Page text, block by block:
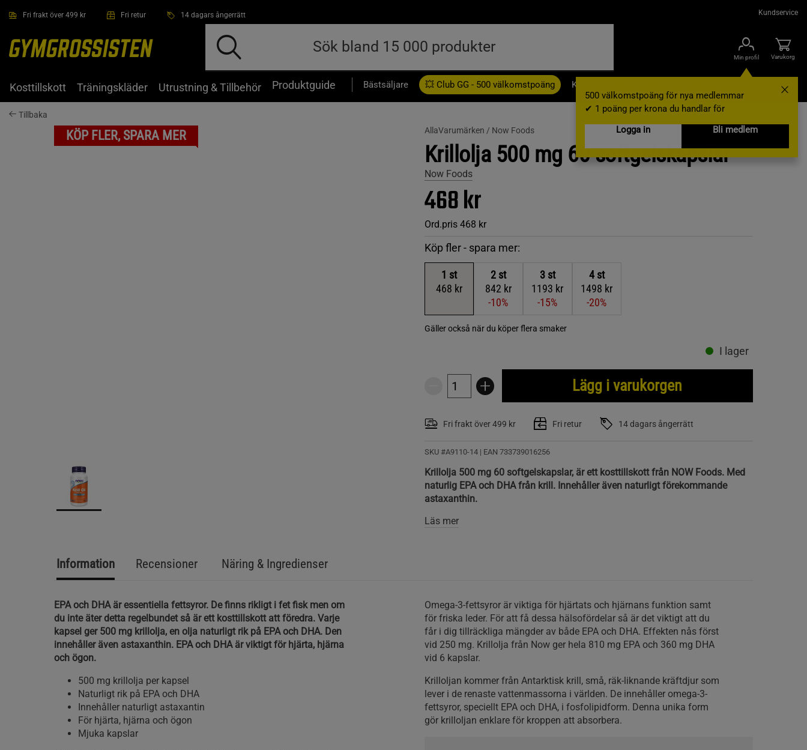
Fri frakt över 499 kr Fri retur 14 dagars ångerrätt Kundservice
Min profil
500 välkomstpoäng för nya medlemmar
✔ 1 poäng per krona du handlar för
Logga in
Bli medlem
Varukorg
Kosttillskott Träningskläder Utrustning & Tillbehör Produktguide Bästsäljare 💥 Club GG - 500 välkomstpoäng Kampanjer
Tillbaka
KÖP FLER, SPARA MER AllaVarumärken / Now Foods
Krillolja 500 mg 60 softgelskapslar
Now Foods
468 kr
Ord.pris 468 kr
Köp fler - spara mer:
1 st
468 kr
2st
842 kr
-10%
3st
1193 kr
-15%
4st
1498 kr
-20%
Gäller också när du köper flera smaker
I lager
Lägg i varukorgen
Fri frakt över 499 kr Fri retur 14 dagars ångerrätt
SKU #A9110-14 | EAN 733739016256
Krillolja 500 mg 60 softgelskapslar, är ett kosttillskott från NOW Foods. Med
naturlig EPA och DHA från krill. Innehåller även naturligt förekommande
astaxanthin.
Läs mer
Information Recensioner Näring & Ingredienser
EPA och DHA är essentiella fettsyror. De finns rikligt i fet fisk men om
du inte äter detta regelbundet så är ett kosttillskott att föredra. Varje
kapsel ger 500 mg krillolja, en olja naturligt rik på EPA och DHA. Den
innehåller även astaxanthin. EPA och DHA är viktigt för hjärta, hjärna
och ögon.
500 mg krillolja per kapsel
Naturligt rik på EPA och DHA
Innehåller naturligt astaxantin
För hjärta, hjärna och ögon
Mjuka kapslar
Omega-3-fettsyror är viktiga för hjärtats och hjärnans funktion samt
för friska leder. För att få dessa hälsofördelar så är det viktigt att du
får i dig tillräckliga mängder av både EPA och DHA. Effekten nås först
vid 250 mg. Krillolja från Now ger hela 810 mg EPA och 360 mg DHA
vid 6 kapslar.
Krilloljan kommer från Antarktisk krill, små, räk-liknande kräftdjur som
lever i de renaste vattenmassorna i världen. De innehåller omega-3-
fettsyror, speciellt EPA och DHA, i fosfolipidform. Denna unika form
gör krilloljan enklare för kroppen att absorbera.